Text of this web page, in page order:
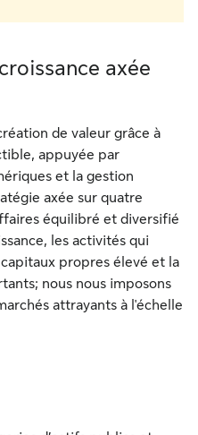
axée
de valeur grâce à
appuyée par
et la gestion
axée sur quatre
équilibré et diversifié
les activités qui
propres élevé et la
nous nous imposons
attrayants à l'échelle